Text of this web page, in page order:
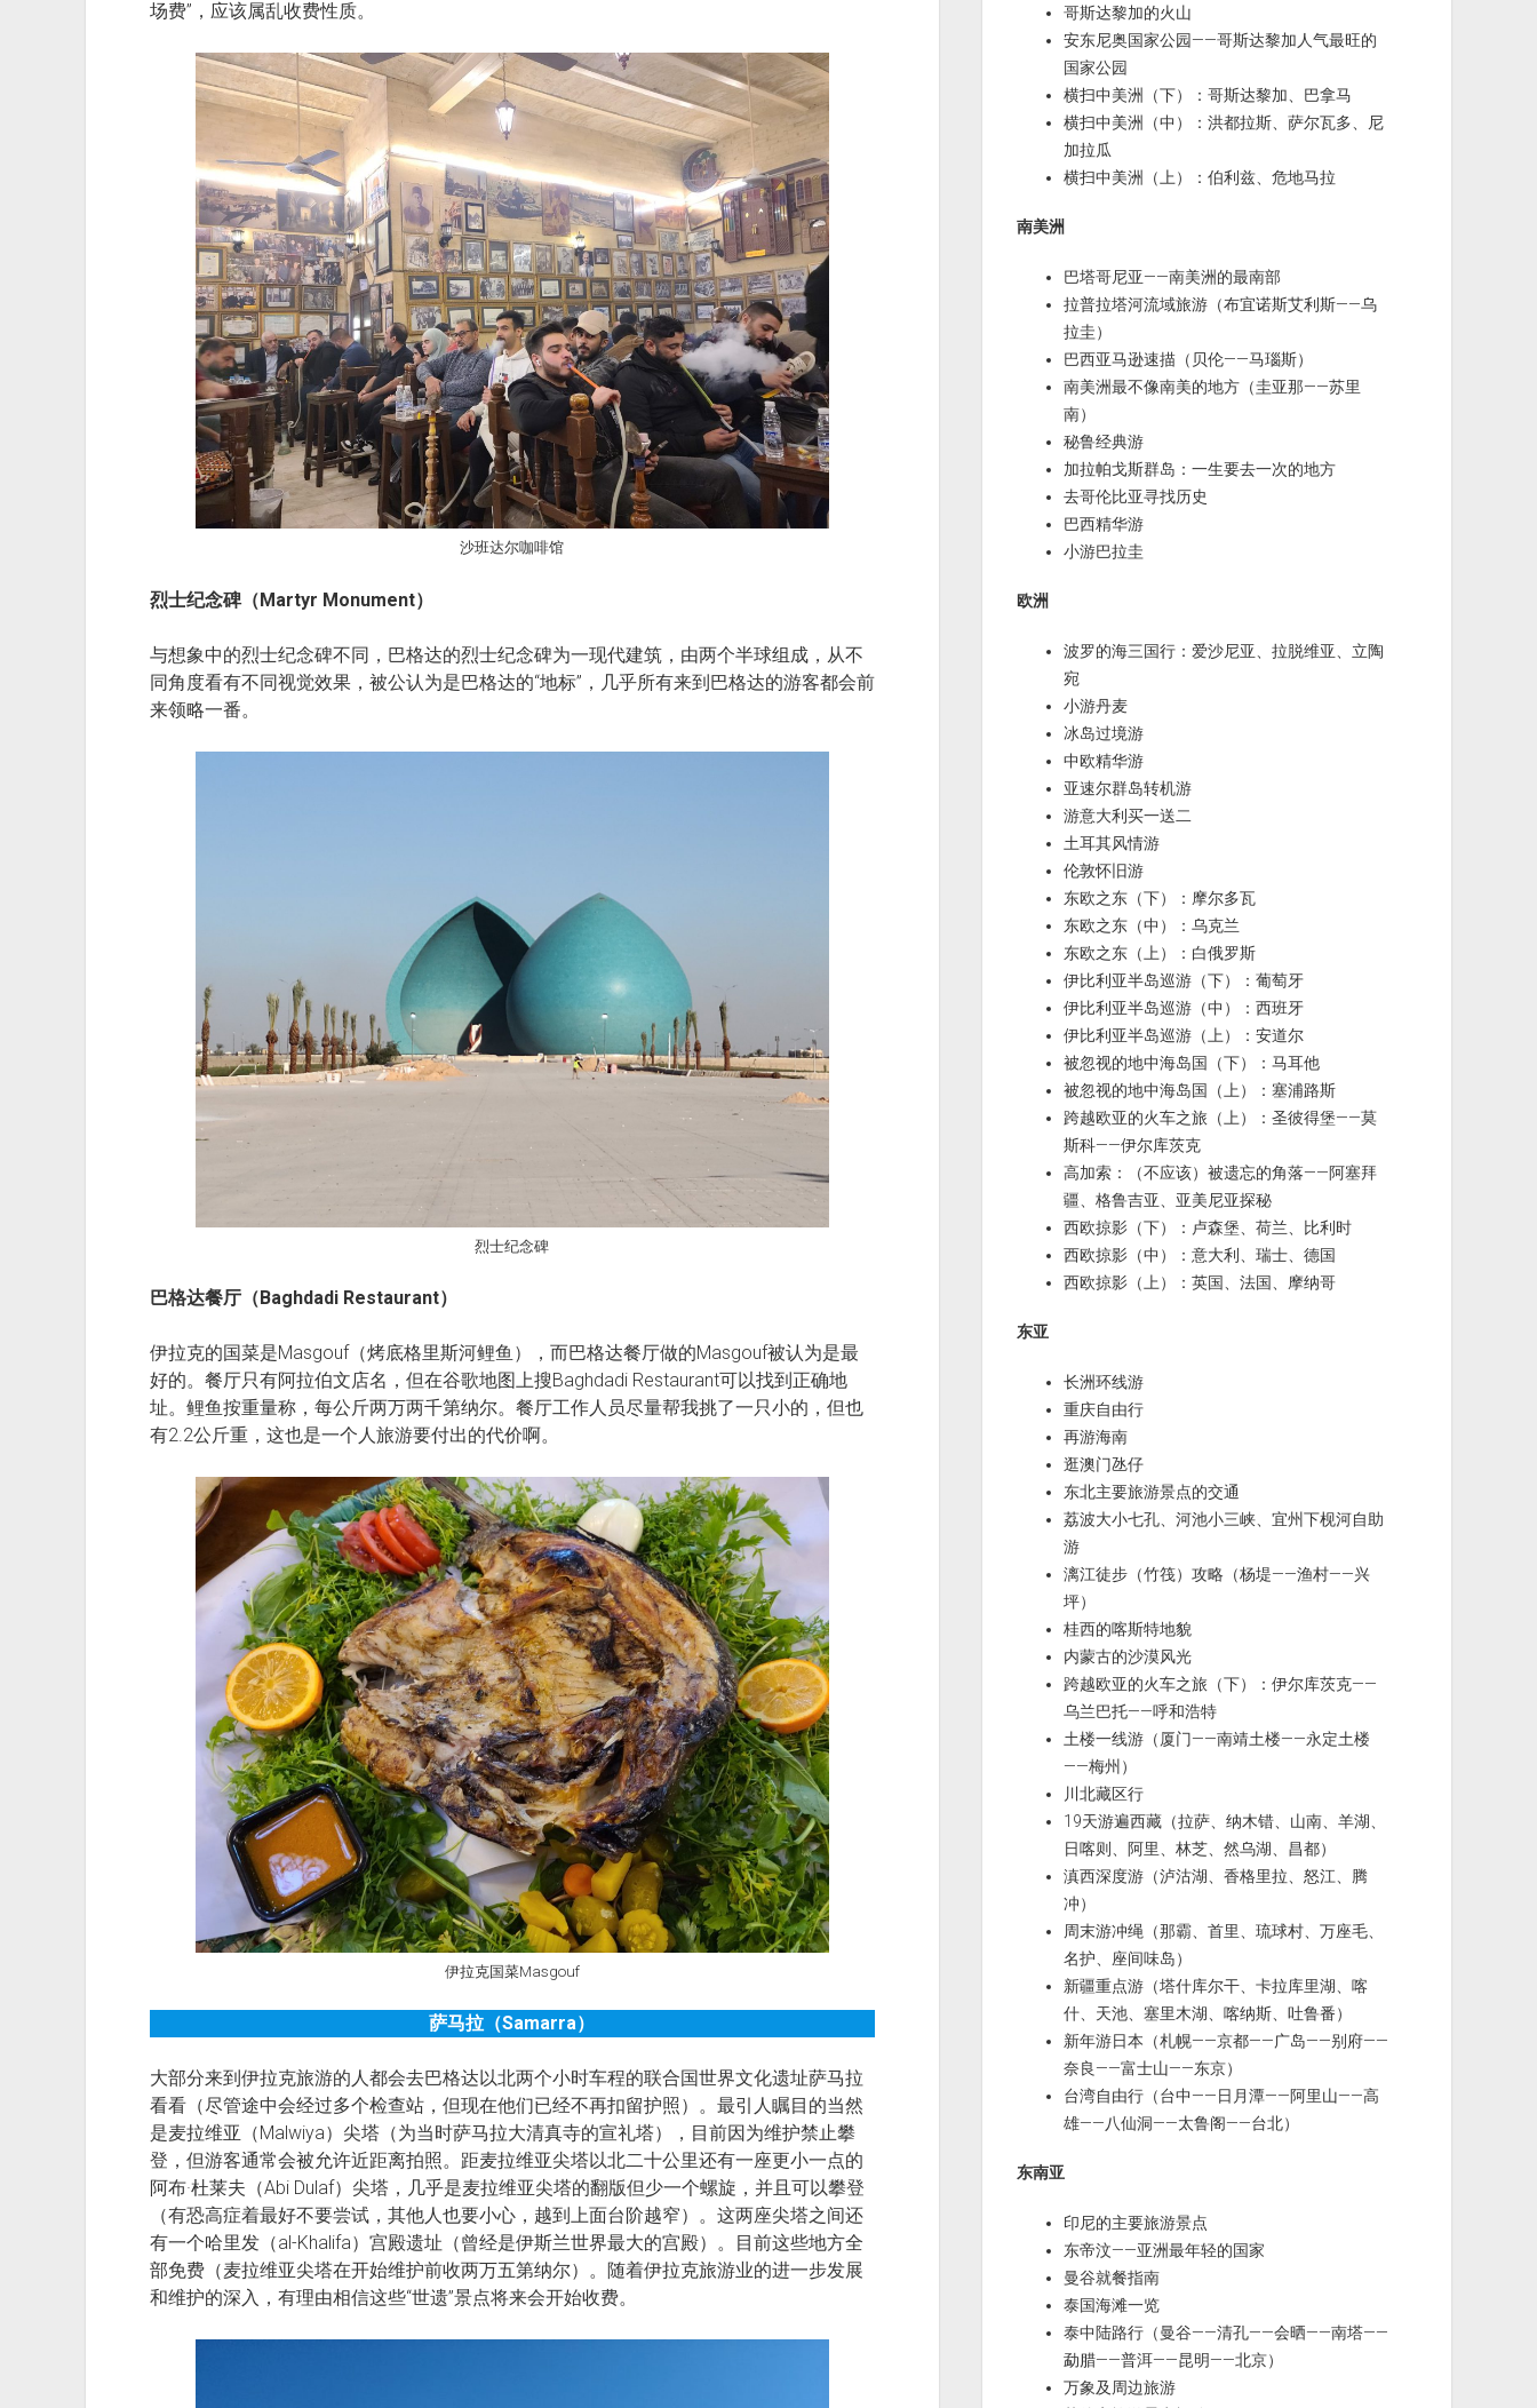
场费”，应该属乱收费性质。
沙班达尔咖啡馆
烈士纪念碑（Martyr Monument）
与想象中的烈士纪念碑不同，巴格达的烈士纪念碑为一现代建筑，由两个半球组成，从不
同角度看有不同视觉效果，被公认为是巴格达的“地标”，几乎所有来到巴格达的游客都会前
来领略一番。
烈士纪念碑
巴格达餐厅（Baghdadi Restaurant）
伊拉克的国菜是Masgouf（烤底格里斯河鲤鱼），而巴格达餐厅做的Masgouf被认为是最
好的。餐厅只有阿拉伯文店名，但在谷歌地图上搜Baghdadi Restaurant可以找到正确地
址。鲤鱼按重量称，每公斤两万两千第纳尔。餐厅工作人员尽量帮我挑了一只小的，但也
有2.2公斤重，这也是一个人旅游要付出的代价啊。
伊拉克国菜Masgouf
萨马拉（Samarra‎）
大部分来到伊拉克旅游的人都会去巴格达以北两个小时车程的联合国世界文化遗址萨马拉
看看（尽管途中会经过多个检查站，但现在他们已经不再扣留护照）。最引人瞩目的当然
是麦拉维亚（Malwiya） 尖塔（为当时萨马拉大清真寺的宣礼塔），目前因为维护禁止攀
登，但游客通常会被允许近距离拍照。距麦拉维亚尖塔以北二十公里还有一座更小一点的
阿布·杜莱夫（Abi Dulaf） 尖塔，几乎是麦拉维亚尖塔的翻版但少一个螺旋，并且可以攀登
（有恐高症着最好不要尝试，其他人也要小心，越到上面台阶越窄）。这两座尖塔之间还
有一个哈里发（al-Khalifa）宫殿遗址（曾经是伊斯兰世界最大的宫殿）。目前这些地方全
部免费（麦拉维亚尖塔在开始维护前收两万五第纳尔）。随着伊拉克旅游业的进一步发展
和维护的深入，有理由相信这些“世遗”景点将来会开始收费。
哥斯达黎加的火山
安东尼奥国家公园——哥斯达黎加人气最旺的
国家公园
横扫中美洲（下）：哥斯达黎加、巴拿马
横扫中美洲（中）：洪都拉斯、萨尔瓦多、尼
加拉瓜
横扫中美洲（上）：伯利兹、危地马拉
南美洲
巴塔哥尼亚——南美洲的最南部
拉普拉塔河流域旅游（布宜诺斯艾利斯——乌
拉圭）
巴西亚马逊速描（贝伦——马瑙斯）
南美洲最不像南美的地方（圭亚那——苏里
南）
秘鲁经典游
加拉帕戈斯群岛：一生要去一次的地方
去哥伦比亚寻找历史
巴西精华游
小游巴拉圭
欧洲
波罗的海三国行：爱沙尼亚、拉脱维亚、立陶
宛
小游丹麦
冰岛过境游
中欧精华游
亚速尔群岛转机游
游意大利买一送二
土耳其风情游
伦敦怀旧游
东欧之东（下）：摩尔多瓦
东欧之东（中）：乌克兰
东欧之东（上）：白俄罗斯
伊比利亚半岛巡游（下）：葡萄牙
伊比利亚半岛巡游（中）：西班牙
伊比利亚半岛巡游（上）：安道尔
被忽视的地中海岛国（下）：马耳他
被忽视的地中海岛国（上）：塞浦路斯
跨越欧亚的火车之旅（上）：圣彼得堡——莫
斯科——伊尔库茨克
高加索：（不应该）被遗忘的角落——阿塞拜
疆、格鲁吉亚、亚美尼亚探秘
西欧掠影（下）：卢森堡、荷兰、比利时
西欧掠影（中）：意大利、瑞士、德国
西欧掠影（上）：英国、法国、摩纳哥
东亚
长洲环线游
重庆自由行
再游海南
逛澳门氹仔
东北主要旅游景点的交通
荔波大小七孔、河池小三峡、宜州下枧河自助
游
漓江徒步（竹筏）攻略（杨堤——渔村——兴
坪）
桂西的喀斯特地貌
内蒙古的沙漠风光
跨越欧亚的火车之旅（下）：伊尔库茨克——
乌兰巴托——呼和浩特
土楼一线游（厦门——南靖土楼——永定土楼
——梅州）
川北藏区行
19天游遍西藏（拉萨、纳木错、山南、羊湖、
日喀则、阿里、林芝、然乌湖、昌都）
滇西深度游（泸沽湖、香格里拉、怒江、腾
冲）
周末游冲绳（那霸、首里、琉球村、万座毛、
名护、座间味岛）
新疆重点游（塔什库尔干、卡拉库里湖、喀
什、天池、塞里木湖、喀纳斯、吐鲁番）
新年游日本（札幌——京都——广岛——别府——
奈良——富士山——东京）
台湾自由行（台中——日月潭——阿里山——高
雄——八仙洞——太鲁阁——台北）
东南亚
印尼的主要旅游景点
东帝汶——亚洲最年轻的国家
曼谷就餐指南
泰国海滩一览
泰中陆路行（曼谷——清孔——会晒——南塔——
勐腊——普洱——昆明——北京）
万象及周边旅游